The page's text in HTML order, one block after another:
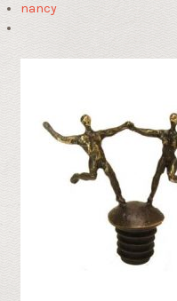
nancy